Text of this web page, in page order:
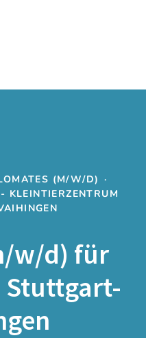
(M/W/D) ·
KLEINTIERZENTRUM
w/d) für
Stuttgart-